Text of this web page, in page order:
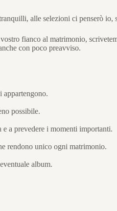
alle selezioni ci penserò io,
fianco al matrimonio,
con poco preavviso.
appartengono.
possibile.
a prevedere i momenti importanti.
rendono unico ogni matrimonio.
album.